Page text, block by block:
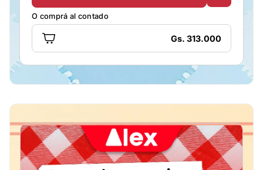
O comprá al contado
Gs. 313.000